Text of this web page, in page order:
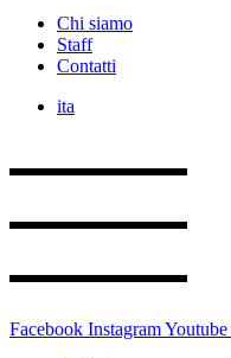
Chi siamo
Staff
Contatti
ita
Facebook InstagramYoutube